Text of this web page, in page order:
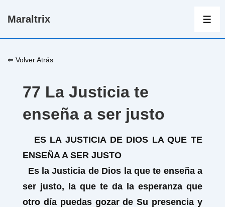
Saltar
principal
Maraltrix
⇐ Volver Atrás
77 La Justicia te
enseña a ser justo
ES LA JUSTICIA DE DIOS LA QUE TE
ENSEÑA A SER JUSTO
Es la Justicia de Dios la que te enseña a
ser justo, la que te da la esperanza que
otro día puedas gozar de Su presencia y